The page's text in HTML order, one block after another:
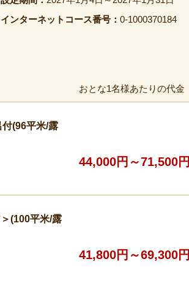
インターネットコース番号：0-1000370184
おとな1名様あたりの代金
(96平米/露
44,000円～71,500円
(100平米/露
41,800円～69,300円